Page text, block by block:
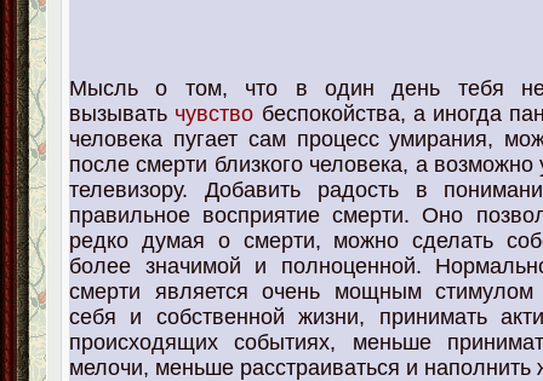
Мысль о том, что в один день тебя не
вызывать чувство беспокойства, а иногда
человека пугает сам процесс умирания,
после смерти близкого человека, а возможно
телевизору. Добавить радость в
правильное восприятие смерти. Оно
редко думая о смерти, можно сделать
более значимой и полноценной.
смерти является очень мощным
себя и собственной жизни, принимать
происходящих событиях, меньше
мелочи, меньше расстраиваться и